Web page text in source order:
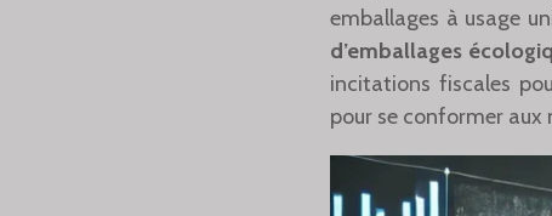
emballages à usage
d’emballages
incitations fiscales
pour se conformer